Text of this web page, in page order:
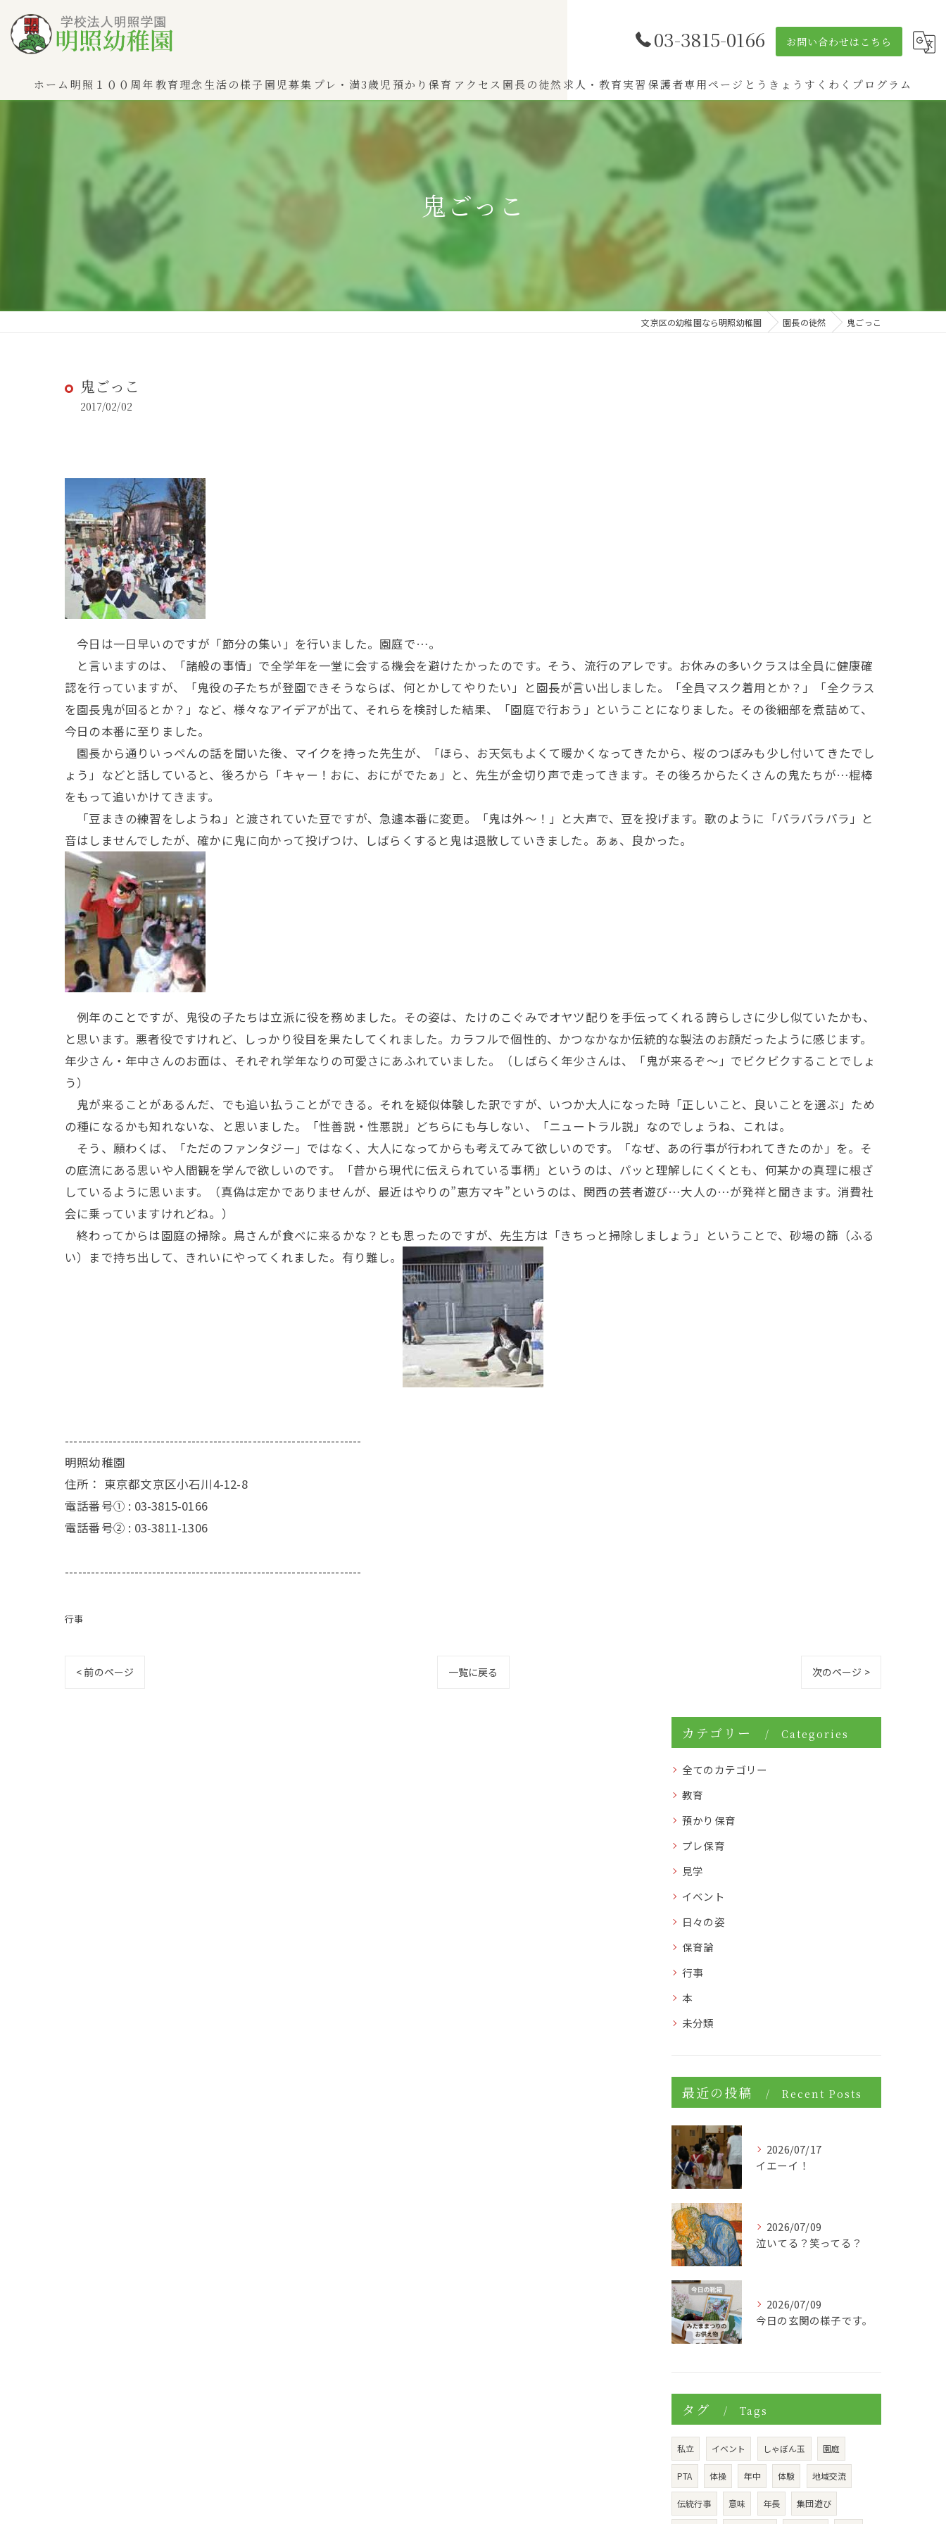
03-3815-0166 お問い合わせはこちら
ホーム 明照１００周年教育理念生活の様子 園児募集 プレ・満3歳児
わかば（0～2歳児）
ひよこぐみ（1〜2歳児）
預かり保育 アクセス 園長の徒然 求人・教育実習 保護者専用ページ とうきょうすくわくプログラム
鬼ごっこ
文京区の幼稚園なら明照幼稚園 園長の徒然 鬼ごっこ
鬼ごっこ
2017/02/02
今日は一日早いのですが「節分の集い」を行いました。園庭で…。
と言いますのは、「諸般の事情」で全学年を一堂に会する機会を避けたかったのです。そう、流行のアレです。お休みの多いクラスは全員に健康確
認を行っていますが、「鬼役の子たちが登園できそうならば、何とかしてやりたい」と園長が言い出しました。「全員マスク着用とか？」「全クラス
を園長鬼が回るとか？」など、様々なアイデアが出て、それらを検討した結果、「園庭で行おう」ということになりました。その後細部を煮詰めて、
今日の本番に至りました。
園長から通りいっぺんの話を聞いた後、マイクを持った先生が、「ほら、お天気もよくて暖かくなってきたから、桜のつぼみも少し付いてきたでし
ょう」などと話していると、後ろから「キャー！おに、おにがでたぁ」と、先生が金切り声で走ってきます。その後ろからたくさんの鬼たちが…棍棒
をもって追いかけてきます。
「豆まきの練習をしようね」と渡されていた豆ですが、急遽本番に変更。「鬼は外～！」と大声で、豆を投げます。歌のように「パラパラパラ」と
音はしませんでしたが、確かに鬼に向かって投げつけ、しばらくすると鬼は退散していきました。あぁ、良かった。
例年のことですが、鬼役の子たちは立派に役を務めました。その姿は、たけのこぐみでオヤツ配りを手伝ってくれる誇らしさに少し似ていたかも、
と思います。悪者役ですけれど、しっかり役目を果たしてくれました。カラフルで個性的、かつなかなか伝統的な製法のお顔だったように感じます。
年少さん・年中さんのお面は、それぞれ学年なりの可愛さにあふれていました。（しばらく年少さんは、「鬼が来るぞ～」でビクビクすることでしょ
う）
鬼が来ることがあるんだ、でも追い払うことができる。それを疑似体験した訳ですが、いつか大人になった時「正しいこと、良いことを選ぶ」ため
の種になるかも知れないな、と思いました。「性善説・性悪説」どちらにも与しない、「ニュートラル説」なのでしょうね、これは。
そう、願わくば、「ただのファンタジー」ではなく、大人になってからも考えてみて欲しいのです。「なぜ、あの行事が行われてきたのか」を。そ
の底流にある思いや人間観を学んで欲しいのです。「昔から現代に伝えられている事柄」というのは、パッと理解しにくくとも、何某かの真理に根ざ
しているように思います。（真偽は定かでありませんが、最近はやりの”恵方マキ”というのは、関西の芸者遊び…大人の…が発祥と聞きます。消費社
会に乗っていますけれどね。）
終わってからは園庭の掃除。鳥さんが食べに来るかな？とも思ったのですが、先生方は「きちっと掃除しましょう」ということで、砂場の篩（ふる
い）まで持ち出して、きれいにやってくれました。有り難し。
--------------------------------------------------------------------
明照幼稚園
住所： 東京都文京区小石川4-12-8
電話番号① : 03-3815-0166
電話番号② : 03-3811-1306
--------------------------------------------------------------------
行事
< 前のページ 一覧に戻る 次のページ >
カテゴリー Categories
全てのカテゴリー
教育
預かり保育
プレ保育
見学
イベント
日々の姿
保育論
行事
本
未分類
最近の投稿 Recent Posts
2026/07/17
イエーイ！
2026/07/09
泣いてる？笑ってる？
2026/07/09
今日の玄関の様子です。
タグ Tags
私立 イベント しゃぼん玉 園庭
PTA 体操 年中 体験 地域交流
伝統行事 意味 年長 集団遊び